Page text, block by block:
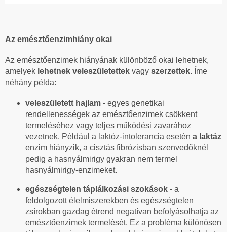
Az emésztőenzimhiány okai
Az emésztőenzimek hiányának különböző okai lehetnek,
amelyek lehetnek veleszületettek vagy szerzettek. Íme
néhány példa:
veleszületett hajlam - egyes genetikai
rendellenességek az emésztőenzimek csökkent
termeléséhez vagy teljes működési zavarához
vezetnek. Például a laktóz-intolerancia esetén a laktáz
enzim hiányzik, a cisztás fibrózisban szenvedőknél
pedig a hasnyálmirigy gyakran nem termel
hasnyálmirigy-enzimeket.
egészségtelen táplálkozási szokások - a
feldolgozott élelmiszerekben és egészségtelen
zsírokban gazdag étrend negatívan befolyásolhatja az
emésztőenzimek termelését. Ez a probléma különösen